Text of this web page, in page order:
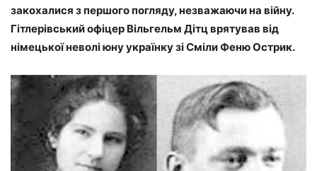
закохалися з першого погляду, незважаючи на війну.
Гітлерівський офіцер Вільгельм Дітц врятував від
німецької неволі юну українку зі Сміли Феню Острик.